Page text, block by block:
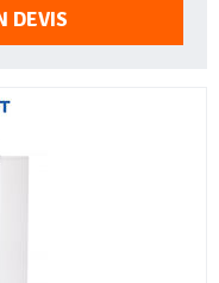
DEVIS